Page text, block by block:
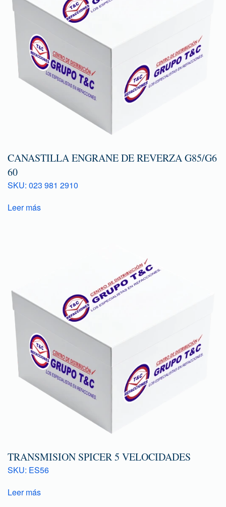
CANASTILLA ENGRANE DE REVERZA G85/G6
60
SKU: 023 981 2910
Leer más
TRANSMISION SPICER 5 VELOCIDADES
SKU: ES56
Leer más